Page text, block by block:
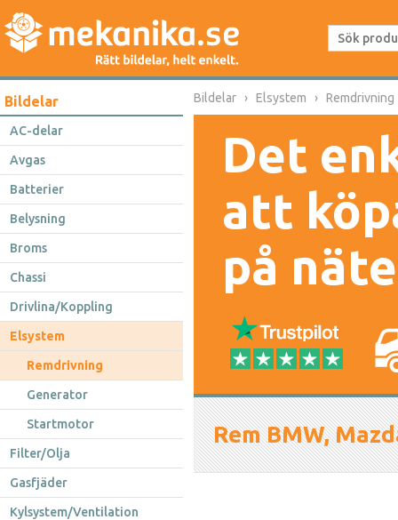
Bildelar
AC-delar
Avgas
Batterier
Belysning
Broms
Chassi
Drivlina/Koppling
Elsystem
Remdrivning
Generator
Startmotor
Filter/Olja
Gasfjäder
Kylsystem/Ventilation
Bildelar Elsystem Remdrivning
Det
att
på
Rem BMW,